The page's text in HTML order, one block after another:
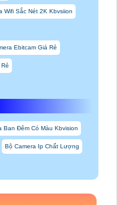
Wifi Sắc Nét 2K Kbvsiion
Ebitcam Giá Rẻ
Ban Đêm Có Màu Kbvision
Bộ Camera Ip Chất Lượng